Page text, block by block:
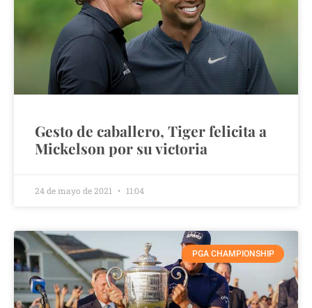
Gesto de caballero, Tiger felicita a
Mickelson por su victoria
24 de mayo de 2021 11:04
PGA CHAMPIONSHIP